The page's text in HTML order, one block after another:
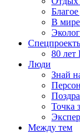
В
80
Люди
Знай
Точка
Между тем